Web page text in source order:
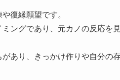
復縁願望です。
ングであり、元カノの反応を
あり、きっかけ作りや自分の